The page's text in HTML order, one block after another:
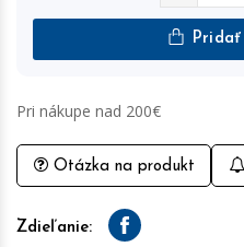
Pridať
Pri nákupe nad 200€
Otázka na produkt
Zdieľanie: Facebook